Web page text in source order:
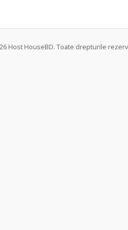
Host HouseBD. Toate drepturile